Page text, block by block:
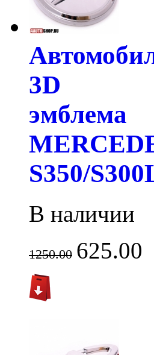
3D
эмблема
S350/
В наличии
1250.00 625.00